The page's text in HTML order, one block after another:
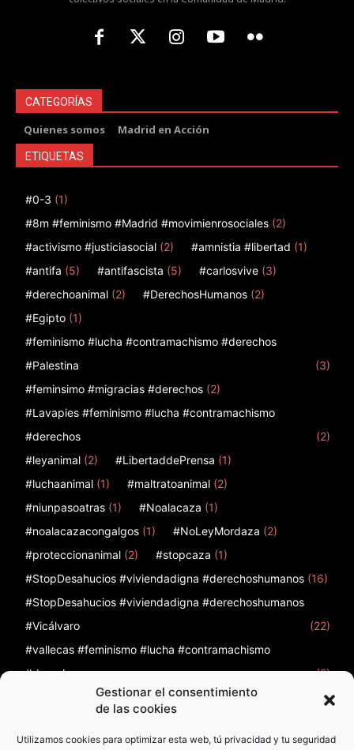
Gestionar el consentimiento
de las cookies
Utilizamos cookies para optimizar esta web, tú privacidad y tu seguridad
CATEGORÍAS
Quienes somos Madrid en Acción
ETIQUETAS
#0-3 (1)
#8m #feminismo #Madrid #movimienrosociales (2)
#activismo #justiciasocial (2) #amnistia #libertad (1)
#antifa (5) #antifascista (5) #carlosvive (3)
#derechoanimal (2) #DerechosHumanos (2)
#Egipto (1)
#feminismo #lucha #contramachismo #derechos
#Palestina
(3)
#feminsimo #migracias #derechos (2)
#Lavapies #feminismo #lucha #contramachismo
#derechos
(2)
#leyanimal (2) #LibertaddePrensa (1)
#luchaanimal (1) #maltratoanimal (2)
#niunpasoatras (1) #Noalacaza (1)
#noalacazacongalgos (1) #NoLeyMordaza (2)
#proteccionanimal (2) #stopcaza (1)
#StopDesahucios #viviendadigna #derechoshumanos (16)
#StopDesahucios #viviendadigna #derechoshumanos
#Vicálvaro
(22)
#vallecas #feminismo #lucha #contramachismo
#derechos
(2)
12 de febrero (1) 12F (1) 12octubre